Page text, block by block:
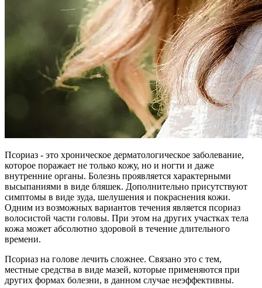
Псориаз - это хроническое дерматологическое заболевание,
которое поражает не только кожу, но и ногти и даже
внутренние органы. Болезнь проявляется характерными
высыпаниями в виде бляшек. Дополнительно присутствуют
симптомы в виде зуда, шелушения и покраснения кожи.
Одним из возможных вариантов течения является псориаз
волосистой части головы. При этом на других участках тела
кожа может абсолютно здоровой в течение длительного
времени.
Псориаз на голове лечить сложнее. Связано это с тем,
местные средства в виде мазей, которые применяются при
других формах болезни, в данном случае неэффективны.